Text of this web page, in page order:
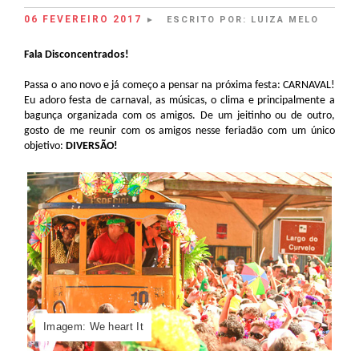
06 FEVEREIRO 2017 ► ESCRITO POR: LUIZA MELO
Fala Disconcentrados!
Passa o ano novo e já começo a pensar na próxima festa: CARNAVAL!
Eu adoro festa de carnaval, as músicas, o clima e principalmente a
bagunça organizada com os amigos. De um jeitinho ou de outro,
gosto de me reunir com os amigos nesse feriadão com um único
objetivo: DIVERSÃO!
Imagem: We heart It